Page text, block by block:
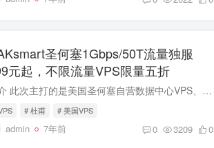
圣何塞1Gbps/50T流量独服
元起，不限流量VPS限量五折
简介 此次主打的是美国圣何塞自营数据中心VPS、独立服务器大流量业务产品，有精品网（美国圣何塞CN2 GIA直连线路）、大陆优化线路、国际BGP线路可以选择。爆款1Gbps大带宽端口不限流量VPS每日限...
# 杜甫 # 美国VPS
admin 7年前 0 3209 0